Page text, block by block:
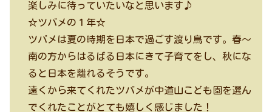
楽しみに待っていたいなと思います♪
☆ツバメの１年☆
ツバメは夏の時期を日本で過ごす渡り鳥です。春～
南の方からはるばる日本にきて子育てをし、秋にな
ると日本を離れるそうです。
遠くから来てくれたツバメが中道山こども園を選ん
でくれたことがとても嬉しく感じました！